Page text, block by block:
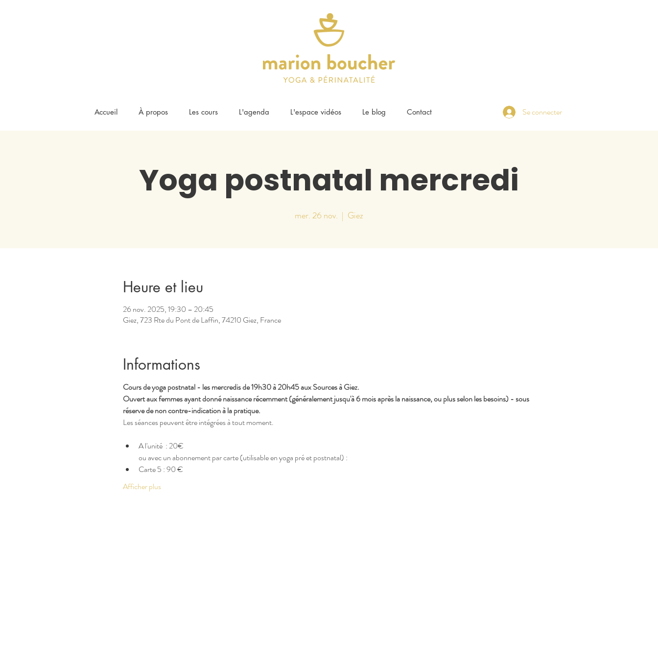
Accueil À propos Les cours L'agenda L'espace vidéos Le blog Contact Se connecter
Yoga postnatal mercredi
mer. 26 nov.
  |
Giez
Heure et lieu
26 nov. 2025, 19:30 – 20:45
Giez, 723 Rte du Pont de Laffin, 74210 Giez, France
Informations
Cours de yoga postnatal - les mercredis de 19h30 à 20h45 aux Sources à Giez.
Ouvert aux femmes ayant donné naissance récemment (généralement jusqu'à 6 mois après la naissance, ou plus selon les besoins) - sous
réserve de non contre-indication à la pratique.
Les séances peuvent être intégrées à tout moment.
A l'unité  : 20€
ou avec un abonnement par carte (utilisable en yoga pré et postnatal) :
Carte 5 : 90 €
Afficher plus